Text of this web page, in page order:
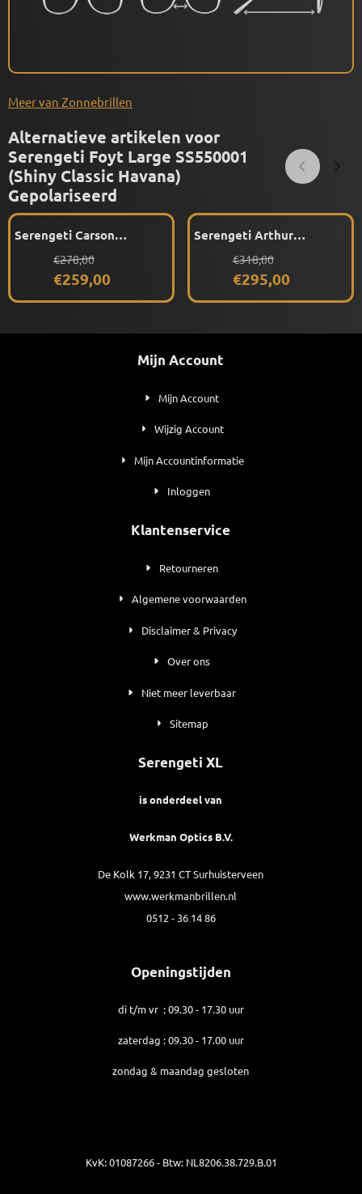
Meer van Zonnebrillen
Alternatieve artikelen voor
Serengeti Foyt Large SS550001
(Shiny Classic Havana)
Gepolariseerd
Serengeti Carson
Gepolariseerd
Van 278,00 voor 259,00
€278,00
€259,00
Serengeti Arthur
Transparent Grey)
Gepolariseerd
Van 318,00 voor 295,00
€318,00
€295,00
Mijn Account
Mijn Account
Wijzig Account
Mijn Accountinformatie
Inloggen
Klantenservice
Retourneren
Algemene voorwaarden
Disclaimer & Privacy
Over ons
Niet meer leverbaar
Sitemap
Serengeti XL
is onderdeel van
Werkman Optics B.V.
De Kolk 17, 9231 CT Surhuisterveen
www.werkmanbrillen.nl
0512 - 36 14 86
Openingstijden
di t/m vr : 09.30 - 17.30 uur
zaterdag : 09.30 - 17.00 uur
zondag & maandag gesloten
KvK: 01087266 - Btw: NL8206.38.729.B.01